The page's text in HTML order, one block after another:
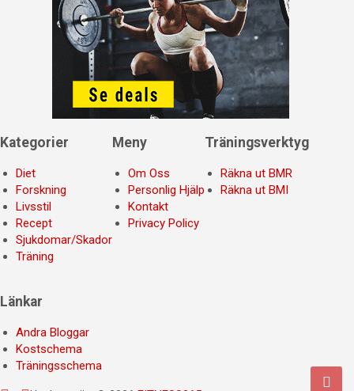
Kategorier
Diet
Forskning
Livsstil
Recept
Sjukdomar/Skador
Träning
Meny
Om Oss
Personlig Hjälp
Kontakt
Privacy Policy
Träningsverktyg
Räkna ut BMR
Räkna ut BMI
Länkar
Andra Bloggar
Kostschema
Träningsschema